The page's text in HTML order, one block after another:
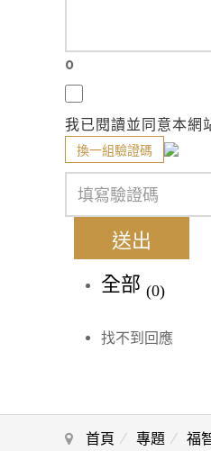
0
我已閱讀並同意本網
換一組驗證碼
送出
全部 (0)
找不到回應
首頁 專題 福